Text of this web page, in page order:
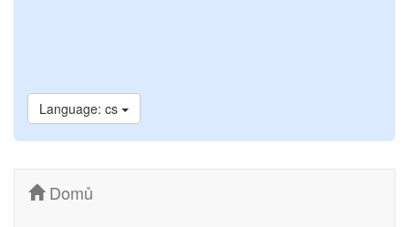
Language: cs
Domů